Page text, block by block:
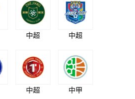
中超 中超
中超 中甲